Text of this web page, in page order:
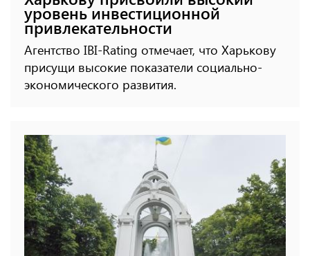
уровень инвестиционной
привлекательности
Агентство IBI-Rating отмечает, что Харькову
присущи высокие показатели социально-
экономического развития.